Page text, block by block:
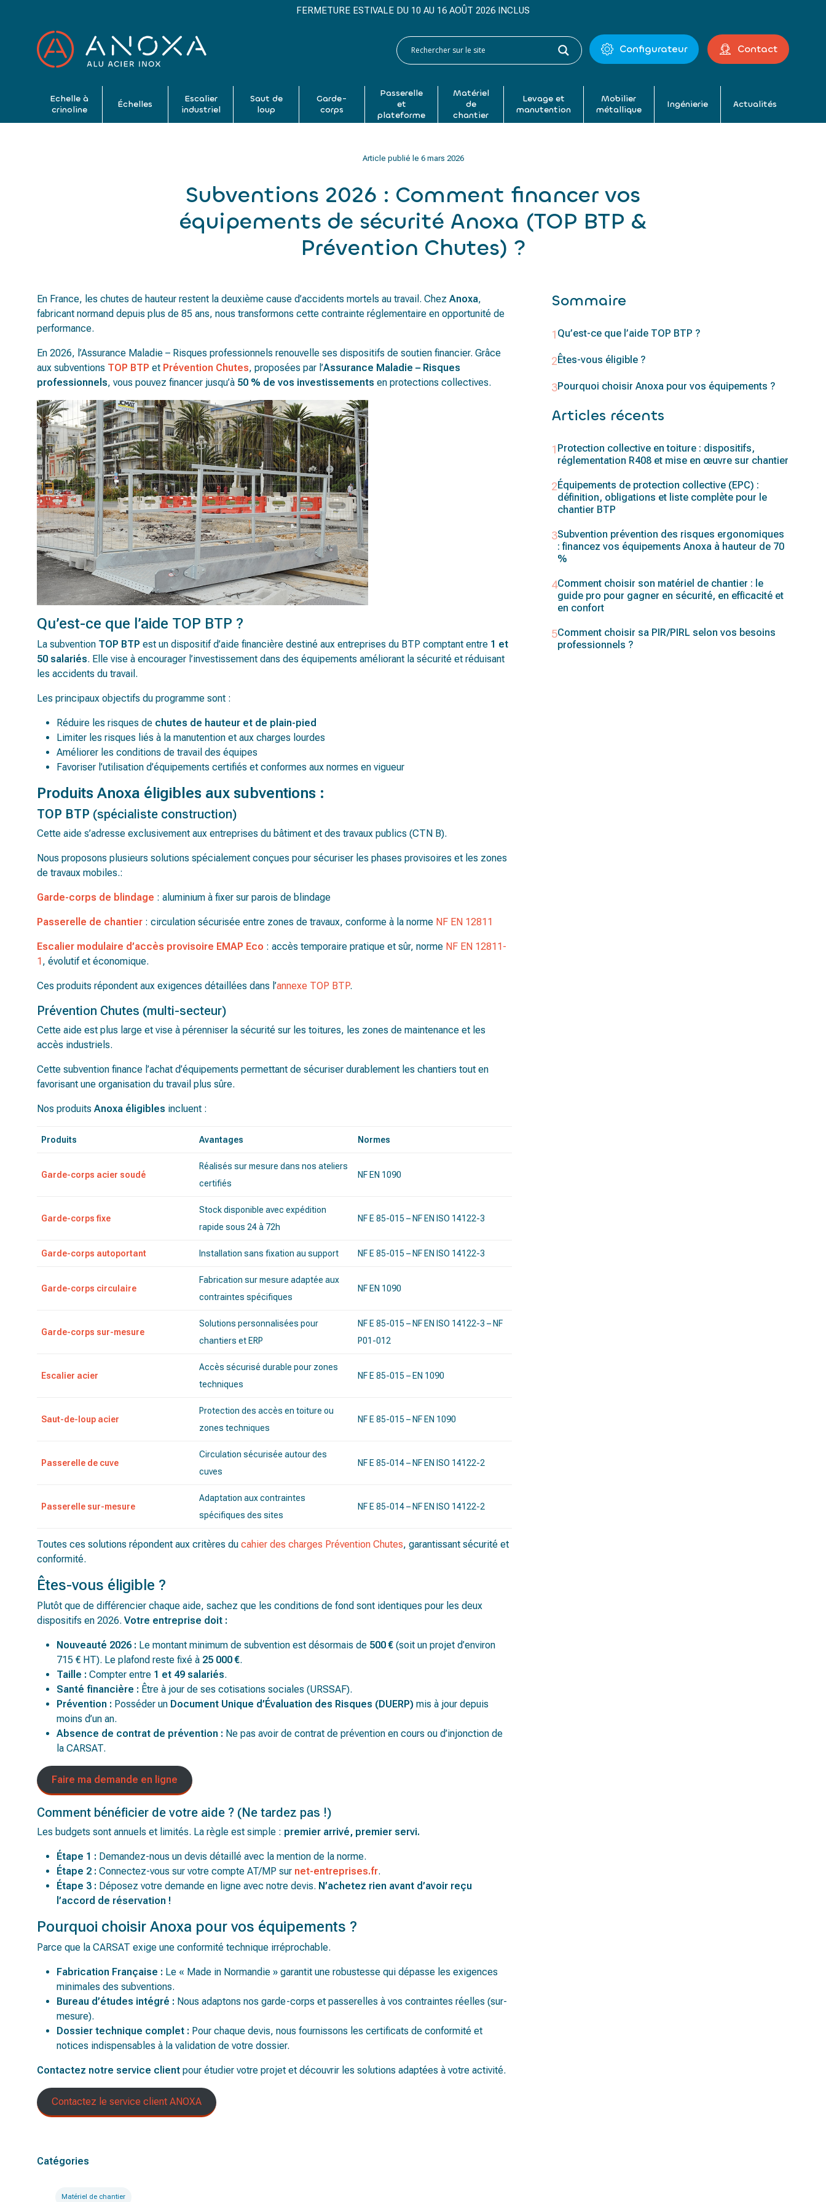
FERMETURE ESTIVALE DU 10 AU 16 AOÛT 2026 INCLUS
Configurateur Contact
Echelle à
crinoline
Échelles
Escalier
industriel
Saut de
loup
Garde-
corps
Passerelle
et
plateforme
Matériel
de
chantier
Levage et
manutention
Mobilier
métallique
Ingénierie Actualités
Article publié le 6 mars 2026
Subventions 2026 : Comment financer vos
équipements de sécurité Anoxa (TOP BTP &
Prévention Chutes) ?
En France, les chutes de hauteur restent la deuxième cause d’accidents mortels au travail. Chez Anoxa,
fabricant normand depuis plus de 85 ans, nous transformons cette contrainte réglementaire en opportunité de
performance.
En 2026, l’Assurance Maladie – Risques professionnels renouvelle ses dispositifs de soutien financier. Grâce
aux subventions TOP BTP et Prévention Chutes, proposées par l’Assurance Maladie – Risques
professionnels, vous pouvez financer jusqu’à 50 % de vos investissements en protections collectives.
Qu’est-ce que l’aide TOP BTP ?
La subvention TOP BTP est un dispositif d’aide financière destiné aux entreprises du BTP comptant entre 1 et
50 salariés. Elle vise à encourager l’investissement dans des équipements améliorant la sécurité et réduisant
les accidents du travail.
Les principaux objectifs du programme sont :
Réduire les risques de chutes de hauteur et de plain-pied
Limiter les risques liés à la manutention et aux charges lourdes
Améliorer les conditions de travail des équipes
Favoriser l’utilisation d’équipements certifiés et conformes aux normes en vigueur
Produits Anoxa éligibles aux subventions :
TOP BTP (spécialiste construction)
Cette aide s’adresse exclusivement aux entreprises du bâtiment et des travaux publics (CTN B).
Nous proposons plusieurs solutions spécialement conçues pour sécuriser les phases provisoires et les zones
de travaux mobiles.:
Garde-corps de blindage : aluminium à fixer sur parois de blindage
Passerelle de chantier : circulation sécurisée entre zones de travaux, conforme à la norme NF EN 12811
Escalier modulaire d’accès provisoire EMAP Eco : accès temporaire pratique et sûr, norme NF EN 12811-
1, évolutif et économique.
Ces produits répondent aux exigences détaillées dans l’annexe TOP BTP.
Prévention Chutes (multi-secteur)
Cette aide est plus large et vise à pérenniser la sécurité sur les toitures, les zones de maintenance et les
accès industriels.
Cette subvention finance l’achat d’équipements permettant de sécuriser durablement les chantiers tout en
favorisant une organisation du travail plus sûre.
Nos produits Anoxa éligibles incluent :
Produits Avantages Normes
Garde-corps acier soudé
Réalisés sur mesure dans nos ateliers
certifiés
NF EN 1090
Garde-corps fixe
Stock disponible avec expédition
rapide sous 24 à 72h
NF E 85-015 – NF EN ISO 14122-3
Garde-corps autoportant Installation sans fixation au support NF E 85-015 – NF EN ISO 14122-3
Garde-corps circulaire
Fabrication sur mesure adaptée aux
contraintes spécifiques
NF EN 1090
Garde-corps sur-mesure
Solutions personnalisées pour
chantiers et ERP
NF E 85-015 – NF EN ISO 14122-3 – NF
P01-012
Escalier acier
Accès sécurisé durable pour zones
techniques
NF E 85-015 – EN 1090
Saut-de-loup acier
Protection des accès en toiture ou
zones techniques
NF E 85-015 – NF EN 1090
Passerelle de cuve
Circulation sécurisée autour des
cuves
NF E 85-014 – NF EN ISO 14122-2
Passerelle sur-mesure
Adaptation aux contraintes
spécifiques des sites
NF E 85-014 – NF EN ISO 14122-2
Toutes ces solutions répondent aux critères du cahier des charges Prévention Chutes, garantissant sécurité et
conformité.
Êtes-vous éligible ?
Plutôt que de différencier chaque aide, sachez que les conditions de fond sont identiques pour les deux
dispositifs en 2026. Votre entreprise doit :
Nouveauté 2026 : Le montant minimum de subvention est désormais de 500 € (soit un projet d’environ
715 € HT). Le plafond reste fixé à 25 000 €.
Taille : Compter entre 1 et 49 salariés.
Santé financière : Être à jour de ses cotisations sociales (URSSAF).
Prévention : Posséder un Document Unique d’Évaluation des Risques (DUERP) mis à jour depuis
moins d’un an.
Absence de contrat de prévention : Ne pas avoir de contrat de prévention en cours ou d’injonction de
la CARSAT.
Faire ma demande en ligne
Comment bénéficier de votre aide ? (Ne tardez pas !)
Les budgets sont annuels et limités. La règle est simple : premier arrivé, premier servi.
Étape 1 : Demandez-nous un devis détaillé avec la mention de la norme.
Étape 2 : Connectez-vous sur votre compte AT/MP sur net-entreprises.fr.
Étape 3 : Déposez votre demande en ligne avec notre devis. N’achetez rien avant d’avoir reçu
l’accord de réservation !
Pourquoi choisir Anoxa pour vos équipements ?
Parce que la CARSAT exige une conformité technique irréprochable.
Fabrication Française : Le « Made in Normandie » garantit une robustesse qui dépasse les exigences
minimales des subventions.
Bureau d’études intégré : Nous adaptons nos garde-corps et passerelles à vos contraintes réelles (sur-
mesure).
Dossier technique complet : Pour chaque devis, nous fournissons les certificats de conformité et
notices indispensables à la validation de votre dossier.
Contactez notre service client pour étudier votre projet et découvrir les solutions adaptées à votre activité.
Contactez le service client ANOXA
Catégories
Matériel de chantier
Sommaire
Qu’est-ce que l’aide TOP BTP ?
Êtes-vous éligible ?
Pourquoi choisir Anoxa pour vos équipements ?
Articles récents
Protection collective en toiture : dispositifs,
réglementation R408 et mise en œuvre sur chantier
Équipements de protection collective (EPC) :
définition, obligations et liste complète pour le
chantier BTP
Subvention prévention des risques ergonomiques
: financez vos équipements Anoxa à hauteur de 70
%
Comment choisir son matériel de chantier : le
guide pro pour gagner en sécurité, en efficacité et
en confort
Comment choisir sa PIR/PIRL selon vos besoins
professionnels ?